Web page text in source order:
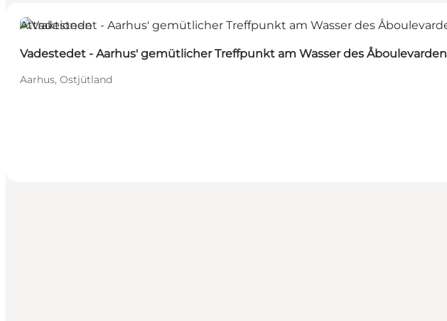
Attraktionen
Vadestedet - Aarhus' gemütlicher Treffpunkt am Wasser des Åboulevarden
Aarhus, Ostjütland